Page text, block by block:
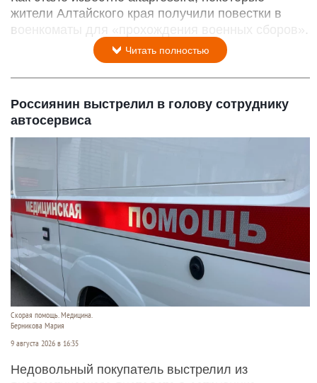
жители Алтайского края получили повестки в
военкоматы для «прохождения военных сборов».
Читать полностью
Россиянин выстрелил в голову сотруднику
автосервиса
Скорая помощь. Медицина.
Берникова Мария
9 августа 2026 в 16:35
Недовольный покупатель выстрелил из